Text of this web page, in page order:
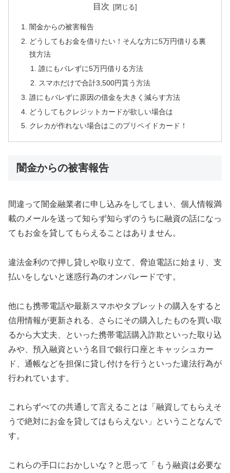
目次
闇金からの被害報告
どうしてもお金を借りたい！そんな方に5万円借りる裏
技方法
誰にもバレずに5万円借りる方法
スマホだけで合計3,500円貰う方法
誰にもバレずに原因の借金を大きく減らす方法
どうしてもクレジットカードが欲しい場合は
クレカが作れない場合はこのプリペイドカード！
闇金からの被害報告
間違って闇金融業者に申し込みをしてしまい、個人情報満
載のメールを送って知らず知らずのうちに融資の話になっ
てもお金を貸してもらえることはありません。
違法金利ので押し貸しや取り立て、脅迫電話に始まり、支
払いをしないと迷惑行為のオンパレードです。
他にも携帯電話や最新スマホやタブレットの購入をすると
信用情報が更新される、さらにその購入したものを買い取
るから大丈夫、といった携帯電話購入詐欺といった取り込
みや、預入融資という名目で銀行口座とキャッシュカー
ド、通帳などを担保に貸し付けを行うといった違法行為が
行われています。
これらずべての共通して言えることは「融資してもらえそ
うで絶対にお金を貸してはもらえない」ということなんで
す。
これらの手口におかしいな？と思って「もう融資は必要な